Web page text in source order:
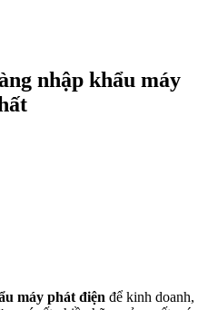
nhập khẩu máy
máy phát điện để kinh doanh,